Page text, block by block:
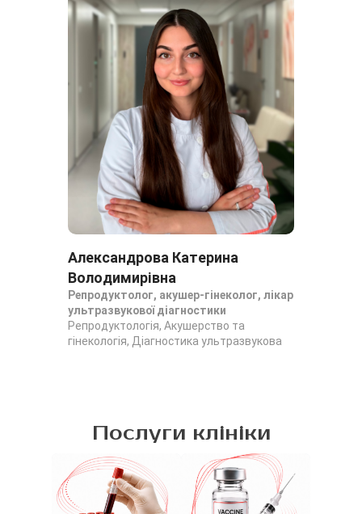
Александрова Катерина
Володимирівна
Репродуктолог, акушер-гінеколог, лікар
ультразвукової діагностики
Репродуктологія, Акушерство та
гінекологія, Діагностика ультразвукова
Послуги клініки